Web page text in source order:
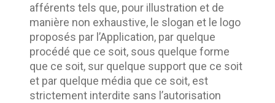
afférents tels que, pour illustration et de
manière non exhaustive, le slogan et le logo
proposés par l’Application, par quelque
procédé que ce soit, sous quelque forme
que ce soit, sur quelque support que ce soit
et par quelque média que ce soit, est
strictement interdite sans l’autorisation